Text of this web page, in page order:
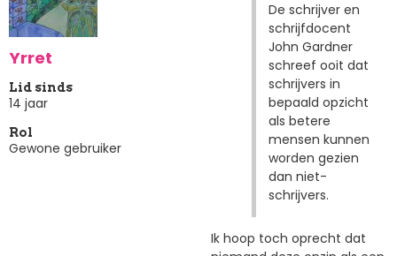
Yrret
Lid sinds
14 jaar
Rol
Gewone gebruiker
De schrijver en
schrijfdocent
John Gardner
schreef ooit dat
schrijvers in
bepaald opzicht
als betere
mensen kunnen
worden gezien
dan niet-
schrijvers.
Ik hoop toch oprecht dat